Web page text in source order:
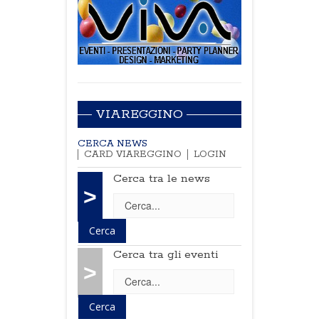
VIAREGGINO
CERCA NEWS
CARD VIAREGGINO
LOGIN
>
Cerca tra le news
>
Cerca tra gli eventi